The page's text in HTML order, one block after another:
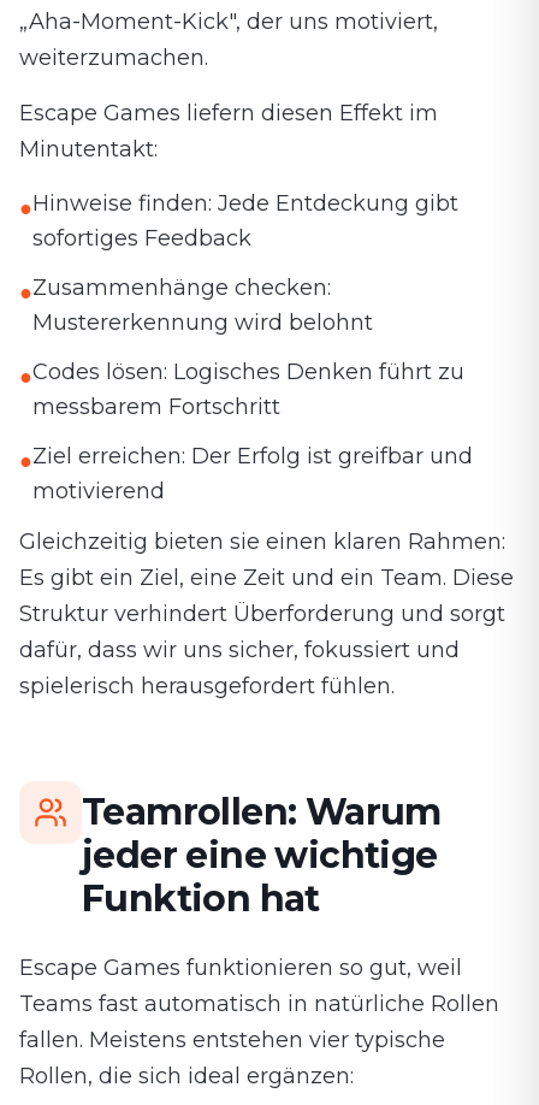
„Aha-Moment-Kick", der uns motiviert,
weiterzumachen.
Escape Games liefern diesen Effekt im
Minutentakt:
●Hinweise finden: Jede Entdeckung gibt
sofortiges Feedback
●Zusammenhänge checken:
Mustererkennung wird belohnt
●Codes lösen: Logisches Denken führt zu
messbarem Fortschritt
●Ziel erreichen: Der Erfolg ist greifbar und
motivierend
Gleichzeitig bieten sie einen klaren Rahmen:
Es gibt ein Ziel, eine Zeit und ein Team. Diese
Struktur verhindert Überforderung und sorgt
dafür, dass wir uns sicher, fokussiert und
spielerisch herausgefordert fühlen.
Teamrollen: Warum
jeder eine wichtige
Funktion hat
Escape Games funktionieren so gut, weil
Teams fast automatisch in natürliche Rollen
fallen. Meistens entstehen vier typische
Rollen, die sich ideal ergänzen: